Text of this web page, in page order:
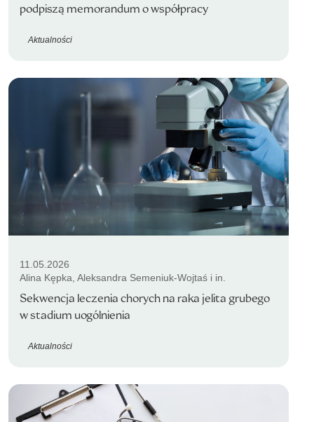
podpiszą memorandum o współpracy
Aktualności
11.05.2026
Alina Kępka, Aleksandra Semeniuk-Wojtaś i in.
Sekwencja leczenia chorych na raka jelita grubego
w stadium uogólnienia
Aktualności